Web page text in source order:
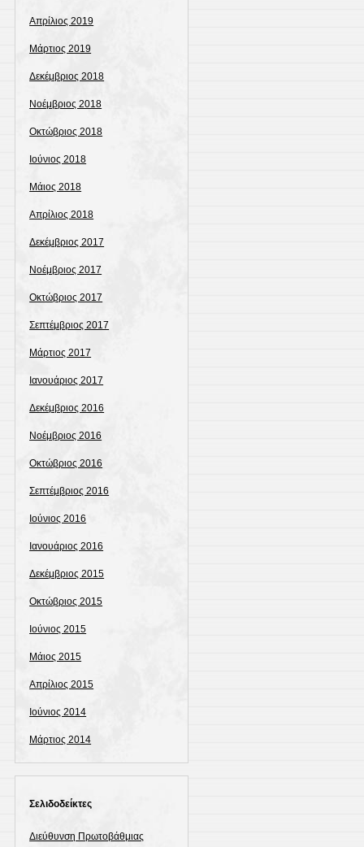
Απρίλιος 2019
Μάρτιος 2019
Δεκέμβριος 2018
Νοέμβριος 2018
Οκτώβριος 2018
Ιούνιος 2018
Μάιος 2018
Απρίλιος 2018
Δεκέμβριος 2017
Νοέμβριος 2017
Οκτώβριος 2017
Σεπτέμβριος 2017
Μάρτιος 2017
Ιανουάριος 2017
Δεκέμβριος 2016
Νοέμβριος 2016
Οκτώβριος 2016
Σεπτέμβριος 2016
Ιούνιος 2016
Ιανουάριος 2016
Δεκέμβριος 2015
Οκτώβριος 2015
Ιούνιος 2015
Μάιος 2015
Απρίλιος 2015
Ιούνιος 2014
Μάρτιος 2014
Σελιδοδείκτες
Διεύθυνση Πρωτοβάθμιας